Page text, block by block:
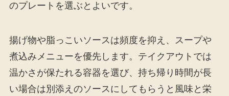
のプレートを選ぶとよいです。
揚げ物や脂っこいソースは頻度を抑え、スープや
煮込みメニューを優先します。テイクアウトでは
温かさが保たれる容器を選び、持ち帰り時間が長
い場合は別添えのソースにしてもらうと風味と栄